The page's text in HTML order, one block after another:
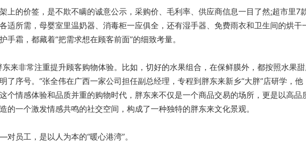
的价签，是不欺不瞒的诚意公示，采购价、毛利率、供应商信息一目了然;超市里7
适所需，母婴室里温奶器、消毒柜一应俱全，还有湿手器、免费雨衣和卫生间的烘干
手霜，都藏着“把需求想在顾客前面”的细致考量。
非常注重提升顾客购物体验。比如，切好的水果组合，在保鲜膜外，都按照水果
了序号。”张全伟在广西一家公司担任副总经理，专程到胖东来新乡“大胖”店研学，他
个情感体验和品质并重的购物时代，胖东来不仅是一个商品交易的场所，更是以高品
的一个激发情感共鸣的社交空间，构成了一种独特的胖东来文化景观。
工，是以人为本的“暖心港湾”。